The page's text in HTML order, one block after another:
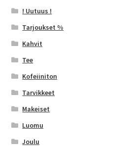
! Uutuus !
Tarjoukset %
Kahvit
Tee
Kofeiiniton
Tarvikkeet
Makeiset
Luomu
Joulu